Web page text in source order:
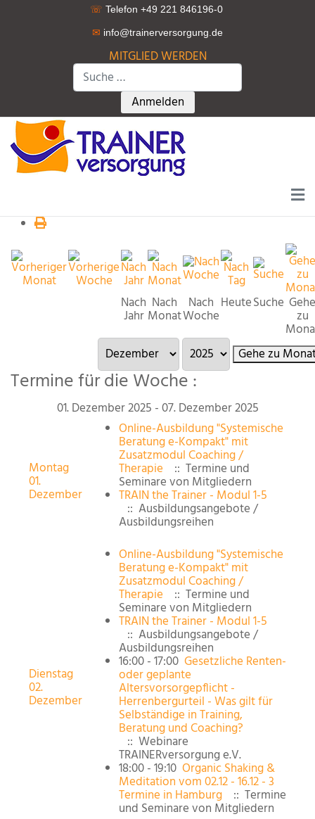
☏ Telefon +49 221 846196-0
✉ info@trainerversorgung.de
MITGLIED WERDEN
Suchen
Type 2 or more characters for
Anmelden
Nach
Jahr
Nach
Monat
Nach
Woche
HeuteSuche Gehe
zu
Gehe zu
Termine für die Woche :
01. Dezember 2025 - 07. Dezember 2025
Montag
01.
Dezember
Online-Ausbildung "Systemische
Beratung e-Kompakt" mit
Zusatzmodul Coaching /
Therapie :: Termine und
Seminare von Mitgliedern
TRAIN the Trainer - Modul 1-5
:: Ausbildungsangebote /
Ausbildungsreihen
Dienstag
02.
Dezember
Online-Ausbildung "Systemische
Beratung e-Kompakt" mit
Zusatzmodul Coaching /
Therapie :: Termine und
Seminare von Mitgliedern
TRAIN the Trainer - Modul 1-5
:: Ausbildungsangebote /
Ausbildungsreihen
16:00 - 17:00 Gesetzliche Renten-
oder geplante
Altersvorsorgepflicht -
Herrenbergurteil - Was gilt für
Selbständige in Training,
Beratung und Coaching?
:: Webinare
TRAINERversorgung e.V.
18:00 - 19:10 Organic Shaking &
Meditation vom 02.12 - 16.12 - 3
Termine in Hamburg :: Termine
und Seminare von Mitgliedern